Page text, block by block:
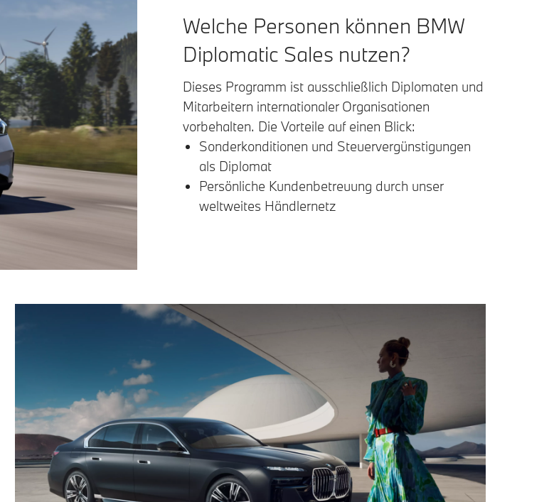
Welche Personen können BMW
Diplomatic Sales nutzen?
Dieses Programm ist ausschließlich Diplomaten und
Mitarbeitern internationaler Organisationen
vorbehalten. Die Vorteile auf einen Blick:
Sonderkonditionen und Steuervergünstigungen
als Diplomat
Persönliche Kundenbetreuung durch unser
weltweites Händlernetz